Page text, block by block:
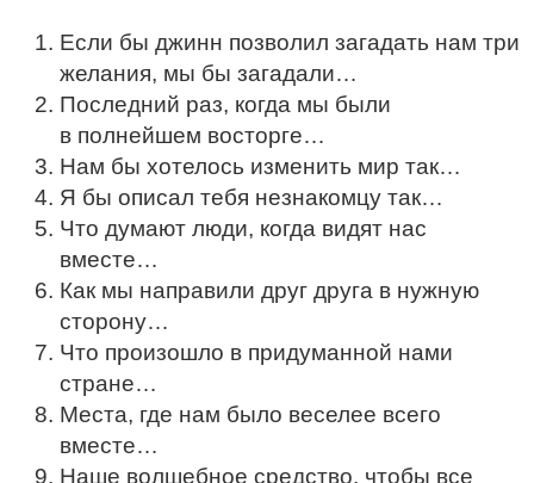
Если бы джинн позволил загадать нам три
желания, мы бы загадали…
Последний раз, когда мы были
в полнейшем восторге…
Нам бы хотелось изменить мир так…
Я бы описал тебя незнакомцу так…
Что думают люди, когда видят нас
вместе…
Как мы направили друг друга в нужную
сторону…
Что произошло в придуманной нами
стране…
Места, где нам было веселее всего
вместе…
Наше волшебное средство, чтобы все